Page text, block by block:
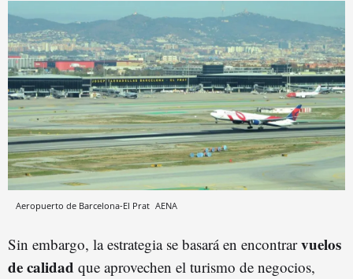
Aeropuerto de Barcelona-El Prat AENA
Sin embargo, la estrategia se basará en encontrarvuelos
de calidad que aprovechen el turismo de negocios,